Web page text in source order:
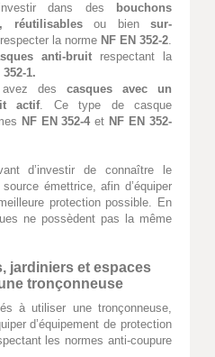
dans des
bouchons
réutilisablesou biensur-
la norme NF EN 352-2.
anti-bruitrespectant la
352-1.
des casques avec un
actif. Ce type de casque
NF EN 352-4 et NF EN 352-
d’investir de connaître le
émettrice, afin d’équiper
protection possible. En
ne possèdent pas la même
jardiniers et espaces
tronçonneuse
à utiliser une tronçonneuse,
d’équipement de protection
les normes anti-coupure